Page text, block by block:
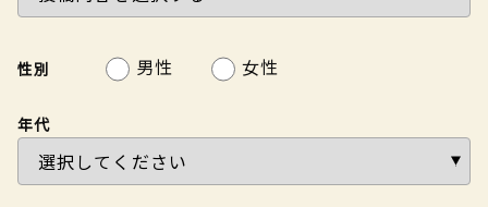
性別 男性 女性
年代